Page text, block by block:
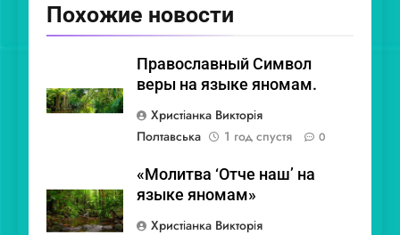
Похожие новости
Православный Символ
веры на языке яномам.
Христіанка Викторія
Полтавська
1 год спустя 0
«Молитва ‘Отче наш’ на
языке яномам»
Христіанка Викторія